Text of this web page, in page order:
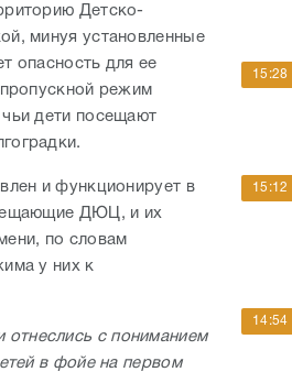
Детско-
минуя установленные
опасность для ее
режим
дети посещают
и функционирует в
ДЮЦ, и их
по словам
у них к
с пониманием
в фойе на первом
15:28
15:12
14:54